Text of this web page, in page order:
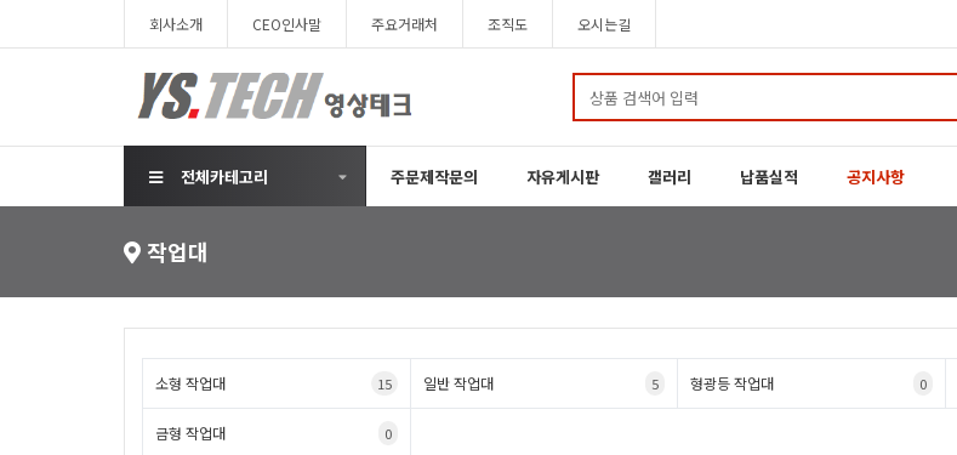
회사소개 CEO인사말 주요거래처 조직도 오시는길
전체카테고리 주문제작문의 자유게시판 갤러리 납품실적 공지사항
작업대
소형 작업대 15 일반 작업대 5 형광등 작업대 0
금형 작업대 0